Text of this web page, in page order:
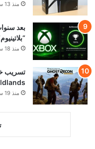
منذ 13 ساعة
بعد
منذ 18 ساعة
منذ 19 ساعة